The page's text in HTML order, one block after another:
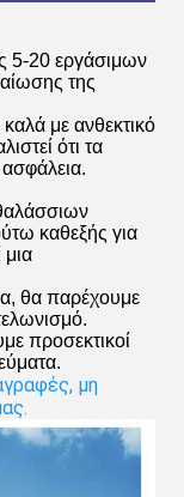
5-20 εργάσιμων
της
με ανθεκτικό
ότι τα
καθεξής για
θα παρέχουμε
προσεκτικοί
μη